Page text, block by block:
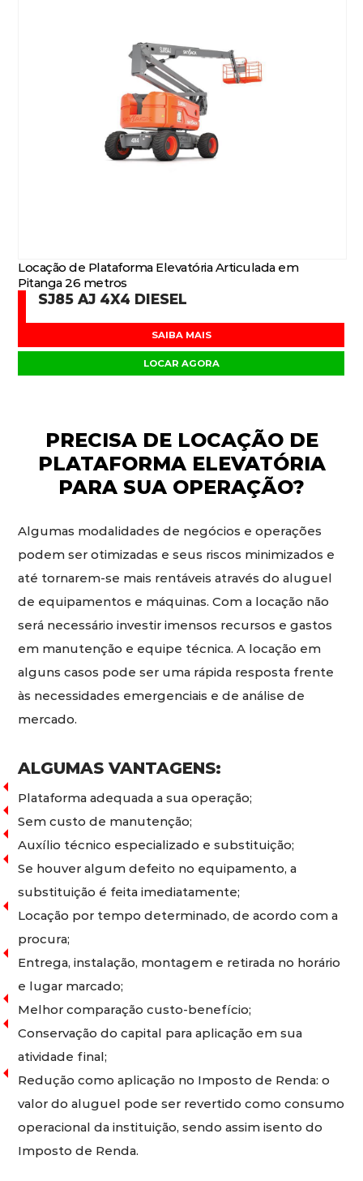
Locação de Plataforma Elevatória Articulada em
Pitanga 26 metros
SJ85 AJ 4X4 DIESEL
SAIBA MAIS
LOCAR AGORA
PRECISA DE LOCAÇÃO DE
PLATAFORMA ELEVATÓRIA
PARA SUA OPERAÇÃO?
Algumas modalidades de negócios e operações
podem ser otimizadas e seus riscos minimizados e
até tornarem-se mais rentáveis através do aluguel
de equipamentos e máquinas. Com a locação não
será necessário investir imensos recursos e gastos
em manutenção e equipe técnica. A locação em
alguns casos pode ser uma rápida resposta frente
às necessidades emergenciais e de análise de
mercado.
ALGUMAS VANTAGENS:
Plataforma adequada a sua operação;
Sem custo de manutenção;
Auxílio técnico especializado e substituição;
Se houver algum defeito no equipamento, a
substituição é feita imediatamente;
Locação por tempo determinado, de acordo com a
procura;
Entrega, instalação, montagem e retirada no horário
e lugar marcado;
Melhor comparação custo-benefício;
Conservação do capital para aplicação em sua
atividade final;
Redução como aplicação no Imposto de Renda: o
valor do aluguel pode ser revertido como consumo
operacional da instituição, sendo assim isento do
Imposto de Renda.